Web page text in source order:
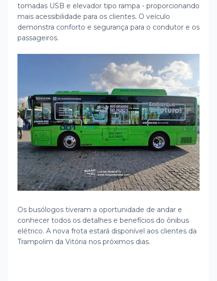
tomadas USB e elevador tipo rampa - proporcionando
mais acessibilidade para os clientes. O veículo
demonstra conforto e segurança para o condutor e os
passageiros.
Os busólogos tiveram a oportunidade de andar e
conhecer todos os detalhes e benefícios do ônibus
elétrico. A nova frota estará disponível aos clientes da
Trampolim da Vitória nos próximos dias.